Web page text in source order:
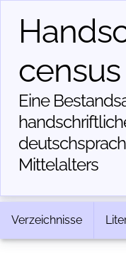
census
Eine
Mittelalters
Verzeichnisse